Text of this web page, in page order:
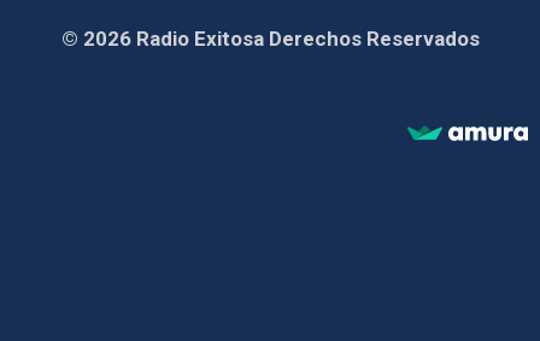
© 2026 Radio Exitosa Derechos Reservados